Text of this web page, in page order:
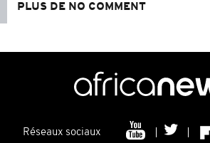
PLUS DE NO COMMENT
Réseaux sociaux